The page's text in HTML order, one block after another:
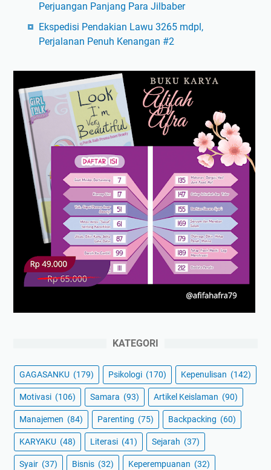
Perjuangan Panjang Para Jilbaber
Ekspedisi Pendakian Lawu 3265 mdpl,
Perjalanan Penuh Kenangan #2
KATEGORI
GAGASANKU (179) Psikologi (170) Kepenulisan (142)
Motivasi (106) Samara (93) Artikel Keislaman (90)
Manajemen (84) Parenting (75) Backpacking (60)
KARYAKU (48) Literasi (41) Sejarah (37)
Syair (37) Bisnis (32) Keperempuanan (32)